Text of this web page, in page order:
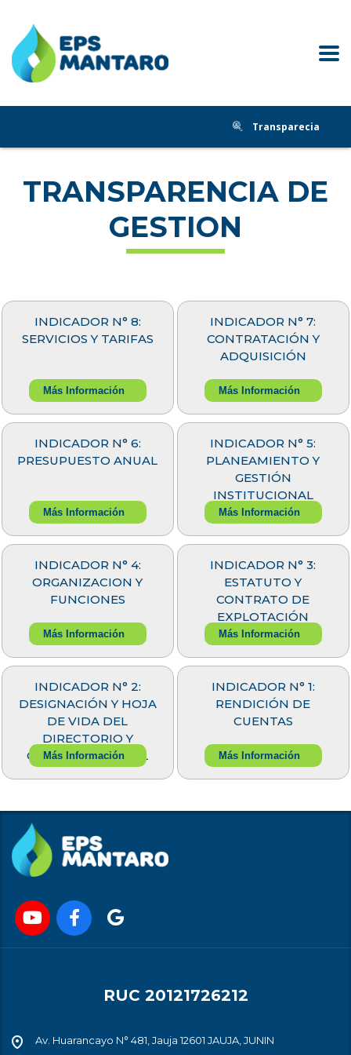
Transparecia
TRANSPARENCIA DE
GESTION
INDICADOR N° 8:
SERVICIOS Y TARIFAS
Más Información
INDICADOR N° 7:
CONTRATACIÓN Y
ADQUISICIÓN
Más Información
INDICADOR N° 6:
PRESUPUESTO ANUAL
Más Información
INDICADOR N° 5:
PLANEAMIENTO Y
GESTIÓN
INSTITUCIONAL
Más Información
INDICADOR N° 4:
ORGANIZACION Y
FUNCIONES
Más Información
INDICADOR N° 3:
ESTATUTO Y
CONTRATO DE
EXPLOTACIÓN
Más Información
INDICADOR N° 2:
DESIGNACIÓN Y HOJA
DE VIDA DEL
DIRECTORIO Y
GERENTE GENERAL
Más Información
INDICADOR N° 1:
RENDICIÓN DE
CUENTAS
Más Información
RUC 20121726212
Av. Huarancayo N° 481, Jauja 12601 JAUJA, JUNIN